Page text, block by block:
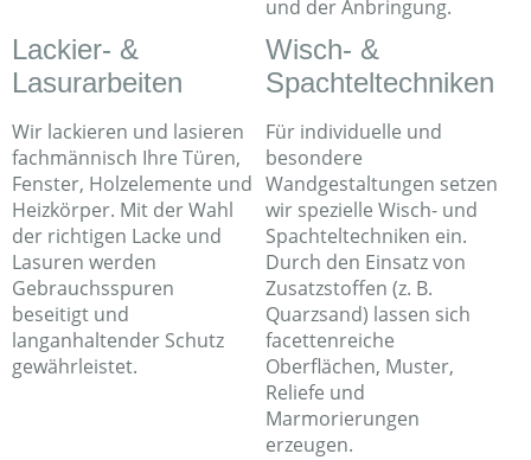
und der Anbringung.
Lackier- &
Lasurarbeiten
Wir lackieren und lasieren
fachmännisch Ihre Türen,
Fenster, Holzelemente und
Heizkörper. Mit der Wahl
der richtigen Lacke und
Lasuren werden
Gebrauchsspuren
beseitigt und
langanhaltender Schutz
gewährleistet.
Wisch- &
Spachteltechniken
Für individuelle und
besondere
Wandgestaltungen setzen
wir spezielle Wisch- und
Spachteltechniken ein.
Durch den Einsatz von
Zusatzstoffen (z. B.
Quarzsand) lassen sich
facettenreiche
Oberflächen, Muster,
Reliefe und
Marmorierungen
erzeugen.